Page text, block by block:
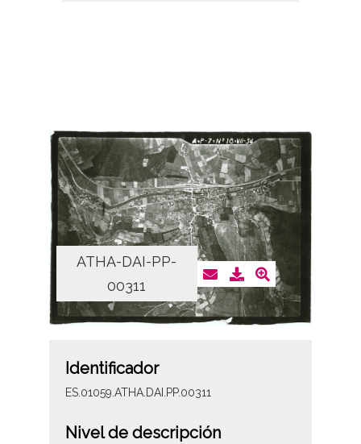
ATHA-DAI-PP-
00311
Identificador
ES.01059.ATHA.DAI.PP.00311
Nivel de descripción